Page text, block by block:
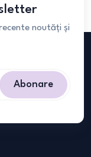
noutăți și
Abonare